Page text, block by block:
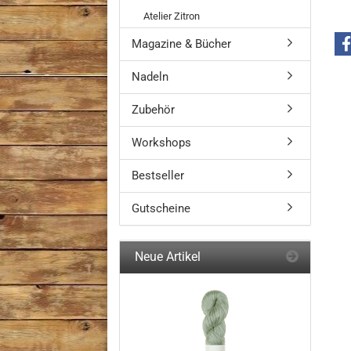
Atelier Zitron
Magazine & Bücher
Nadeln
Zubehör
Workshops
Bestseller
Gutscheine
Neue Artikel